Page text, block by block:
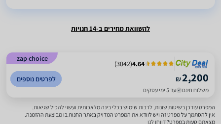
להשוואת מחירים ב-14 חנויות
zap choice
4.64
(
3042
)
₪2,200
משלוח חינם עד 5 ימי עסקים
לפרטים נוספים
המפרט עודכן בשיטות שונות, לרבות שימוש בכלי בינה מלאכותית ועשוי להכיל שגיאות.
אין להסתמך על מפרט זה ויש לוודא את המפרט המדויק באתר החנות בו מבוצעת ההזמנה.
מצאתם טעות במפרט?דווחו לנו